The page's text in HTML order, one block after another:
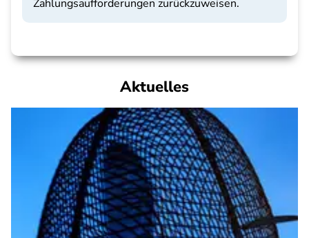
Zahlungsaufforderungen zurückzuweisen.
Aktuelles